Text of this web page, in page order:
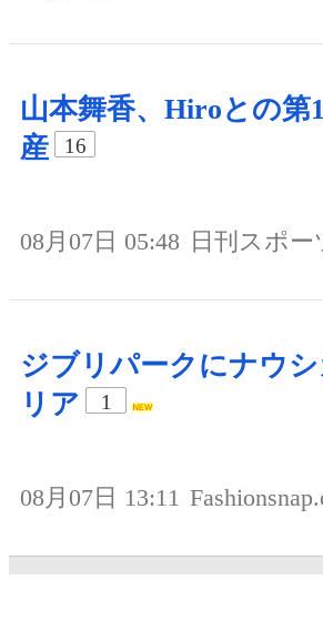
山本舞香、Hiroとの第
産
16
08月07日 05:48 日刊スポー
ジブリパークにナウ
リア
1
08月07日 13:11